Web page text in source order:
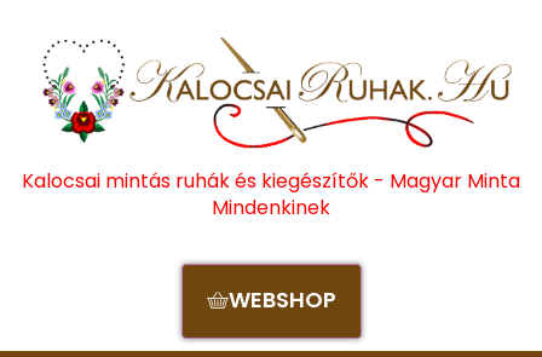
Kalocsai mintás ruhák és kiegészítők - Magyar Minta
Mindenkinek
WEBSHOP